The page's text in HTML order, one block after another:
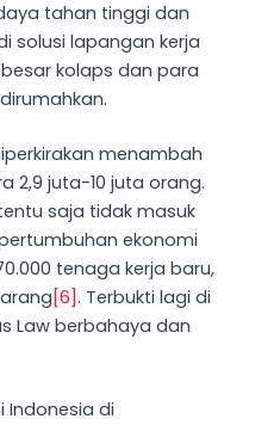
tahan tinggi dan
solusi lapangan kerja
kolaps dan para
menambah
2,9 juta-10 juta orang.
saja tidak masuk
ekonomi
tenaga kerja baru,
[6]. Terbukti lagi di
Law berbahaya dan
Indonesia di